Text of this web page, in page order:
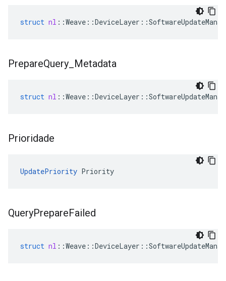
struct nl ::Weave ::DeviceLayer ::
PrepareQuery Metadata
struct nl ::Weave ::DeviceLayer ::
Prioridade
UpdatePriority Priority
QueryPrepareFailed
struct nl ::Weave ::DeviceLayer ::